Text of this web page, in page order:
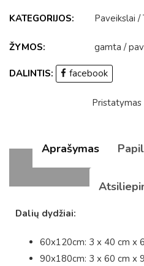
KATEGORIJOS: Paveikslai /
ŽYMOS: gamta /
DALINTIS: facebook
Pristatymas
Aprašymas
Dalių dydžiai:
60x120cm: 3 x 40 cm x
90x180cm: 3 x 60 cm x